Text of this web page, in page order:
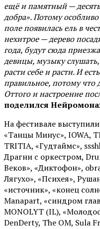
ещё и памятный —
добра». Потому
поле появилась ель в
нехитрое — дерево
года, будут сюда
девицы, музыку
расти себе и расти. И
правильное, потому что
Оттого и настроение
поделился
На фестивале
«Танцы Минус», IOWA,
TRITIA, «Гудтаймс»,
Драгни с оркестром,
Веков», «Диктофон»,
Лягухо», «Психея»,
«источник», «конец
Manapart, «синдром
MONOLYT (IL),
DenDerty, The OM, Sula